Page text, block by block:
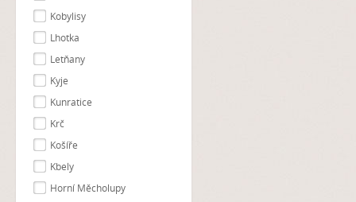
Kobylisy
Lhotka
Letňany
Kyje
Kunratice
Krč
Košíře
Kbely
Horní Měcholupy